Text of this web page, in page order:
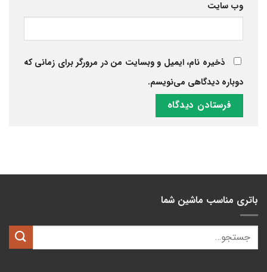
وب‌ سایت
ذخیره نام، ایمیل و وبسایت من در مرورگر برای زمانی که
دوباره دیدگاهی می‌نویسم.
باتری مناسب ماشین شما